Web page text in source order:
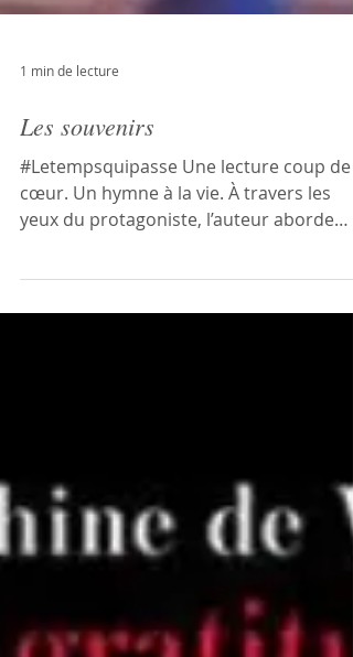
1 min de lecture
Les souvenirs
#Letempsquipasse Une lecture coup de